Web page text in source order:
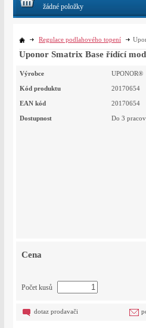
Regulace podlahového topení
Uponor Smatrix Base řídící
Výrobce UPONOR®
Kód produktu 20170654
EAN kód 20170654
Dostupnost Do 3
Cena
Počet kusů
dotaz prodavači
žádné položky